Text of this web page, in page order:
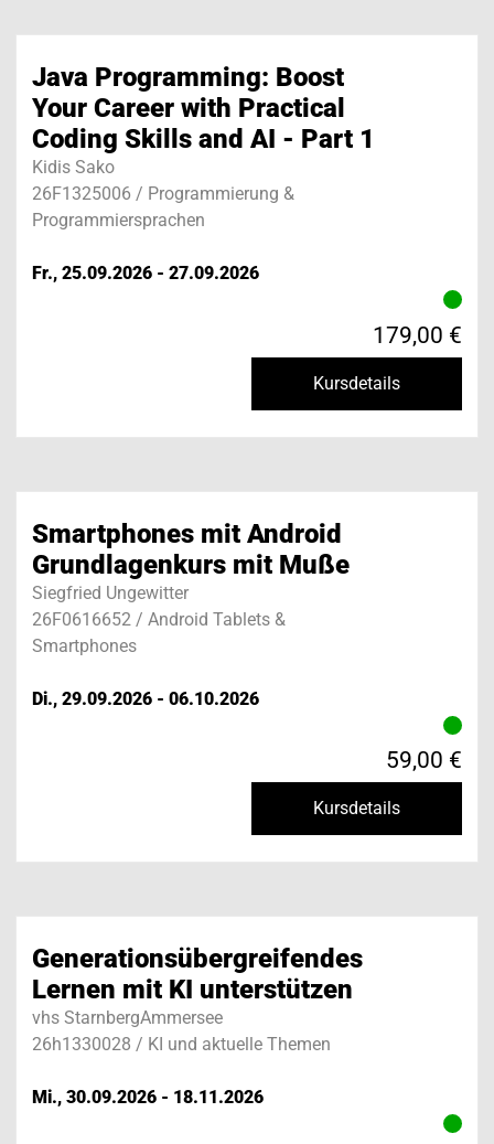
Java Programming: Boost
Your Career with Practical
Coding Skills and AI - Part 1
Kidis Sako
26F1325006 / Programmierung &
Programmiersprachen
Fr., 25.09.2026 - 27.09.2026
179,00 €
Kursdetails
Smartphones mit Android
Grundlagenkurs mit Muße
Siegfried Ungewitter
26F0616652 / Android Tablets &
Smartphones
Di., 29.09.2026 - 06.10.2026
59,00 €
Kursdetails
Generationsübergreifendes
Lernen mit KI unterstützen
vhs StarnbergAmmersee
26h1330028 / KI und aktuelle Themen
Mi., 30.09.2026 - 18.11.2026